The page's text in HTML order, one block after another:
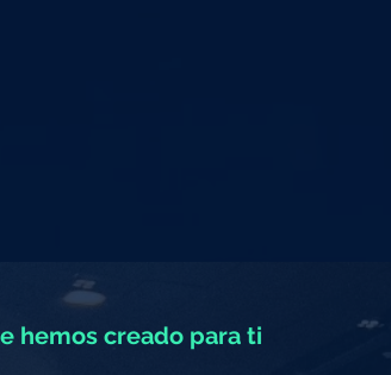
hemos creado para ti